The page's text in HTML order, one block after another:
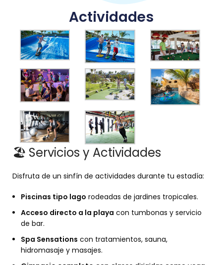
Actividades
🏖 Servicios y Actividades
Disfruta de un sinfín de actividades durante tu estadía:
Piscinas tipo lago rodeadas de jardines tropicales.
Acceso directo a la playa con tumbonas y servicio
de bar.
Spa Sensations con tratamientos, sauna,
hidromasaje y masajes.